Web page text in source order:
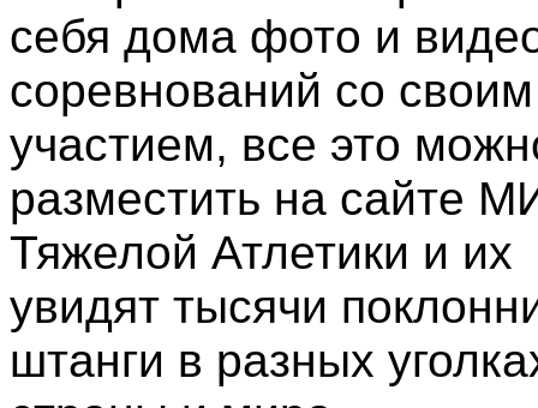
себя дома фото и
соревнований со своим
участием, все это
разместить на сайте
Тяжелой Атлетики и их
увидят тысячи
штанги в разных